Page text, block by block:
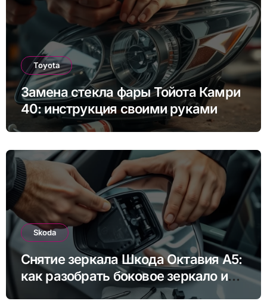
Toyota
Замена стекла фары Тойота Камри
40: инструкция своими руками
Skoda
Снятие зеркала Шкода Октавия А5:
как разобрать боковое зеркало и
снять зеркальный элемент своими